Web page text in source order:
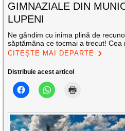
GIMNAZIALE DIN
LUPENI
Ne gândim cu inima plină de
săptămâna ce tocmai a trecut! Cea
CITEȘTE MAI DEPARTE
Distribuie acest articol